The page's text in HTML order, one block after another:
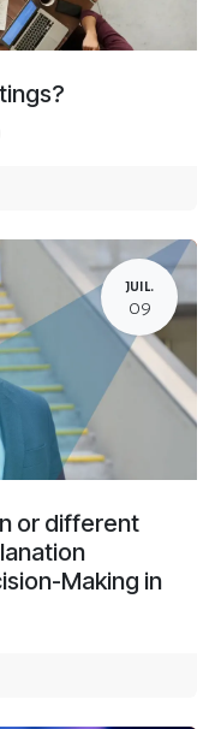
JUIL.
09
or different
Making in